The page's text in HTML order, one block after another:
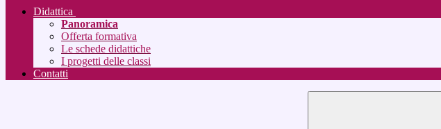
Didattica
Panoramica
Offerta formativa
Le schede didattiche
I progetti delle classi
Contatti